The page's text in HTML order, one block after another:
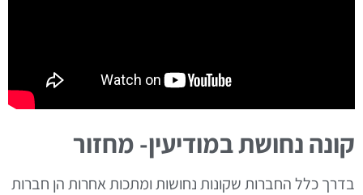
קונה נחושת במודיעין- מחזור
בדרך כלל החברות שקונות נחושות ומתכות אחרות הן חברות